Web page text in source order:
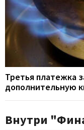
Третья платежка
дополнительную
Внутри